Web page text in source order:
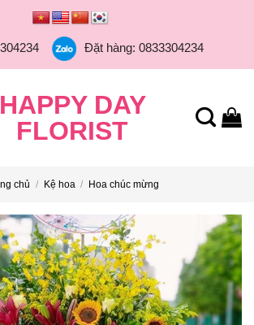
Đặt hàng: 0833304234
HAPPY DAY
FLORIST
chủ / Kệ hoa / Hoa chúc mừng